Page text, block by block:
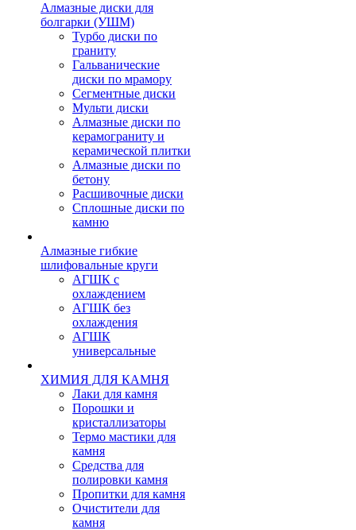
Алмазные диски для
болгарки (УШМ)
Турбо диски по
граниту
Гальванические
диски по мрамору
Сегментные диски
Мульти диски
Алмазные диски по
керамограниту и
керамической плитки
Алмазные диски по
бетону
Расшивочные диски
Сплошные диски по
камню
Алмазные гибкие
шлифовальные круги
АГШК с
охлаждением
АГШК без
охлаждения
АГШК
универсальные
ХИМИЯ ДЛЯ КАМНЯ
Лаки для камня
Порошки и
кристаллизаторы
Термо мастики для
камня
Средства для
полировки камня
Пропитки для камня
Очистители для
камня